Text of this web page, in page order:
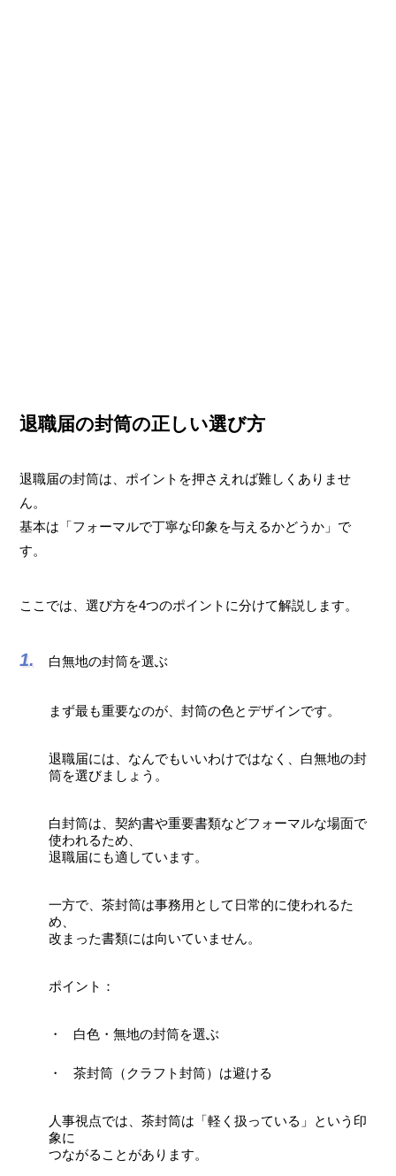
退職届の封筒の正しい選び方
退職届の封筒は、ポイントを押さえれば難しくありませ
ん。
基本は「フォーマルで丁寧な印象を与えるかどうか」で
す。
ここでは、選び方を4つのポイントに分けて解説します。
白無地の封筒を選ぶ
まず最も重要なのが、封筒の色とデザインです。
退職届には、なんでもいいわけではなく、白無地の封
筒を選びましょう。
白封筒は、契約書や重要書類などフォーマルな場面で
使われるため、
退職届にも適しています。
一方で、茶封筒は事務用として日常的に使われるた
め、
改まった書類には向いていません。
ポイント：
白色・無地の封筒を選ぶ
茶封筒（クラフト封筒）は避ける
人事視点では、茶封筒は「軽く扱っている」という印
象に
つながることがあります。